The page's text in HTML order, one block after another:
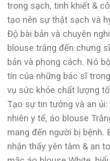
trong sạch, tinh khiết &
tạo nên sự thật sạch và
Độ bài bản và chuyên
blouse trắng đến chưng
bản và phong cách. Nó
tín của những bác sĩ
vụ sức khỏe chất lượng
Tạo sự tin tưởng và an
nhiên y tế, áo blouse
mang đến người bị bệnh.
nhận thấy yên tâm & an